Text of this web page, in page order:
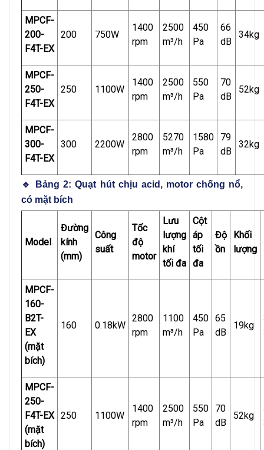
MPCF-
200-
F4T-EX
200 750W
1400
rpm
2500
m³/h
450
Pa
66
dB
34kg
MPCF-
250-
F4T-EX
250 1100W
1400
rpm
2500
m³/h
550
Pa
70
dB
52kg
MPCF-
300-
F4T-EX
300 2200W
2800
rpm
5270
m³/h
1580
Pa
79
dB
32kg
🔹 Bảng 2: Quạt hút chịu acid, motor chống nổ,
có mặt bích
Model
Đường
kính
(mm)
Công
suất
Tốc
độ
motor
Lưu
lượng
khí
tối đa
Cột
áp
tối
đa
Độ
ồn
Khối
lượng
MPCF-
160-
B2T-
EX
(mặt
bích)
160 0.18kW
2800
rpm
1100
m³/h
450
Pa
65
dB
19kg
MPCF-
250-
F4T-EX
(mặt
bích)
250 1100W
1400
rpm
2500
m³/h
550
Pa
70
dB
52kg